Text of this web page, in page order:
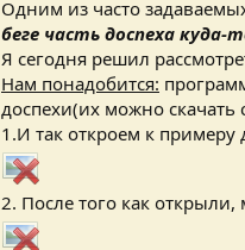
Одним из часто
беге часть доспеха
Я сегодня решил
Нам понадобится:
доспехи(их можно скачать
1.И так откроем к
2. После того как